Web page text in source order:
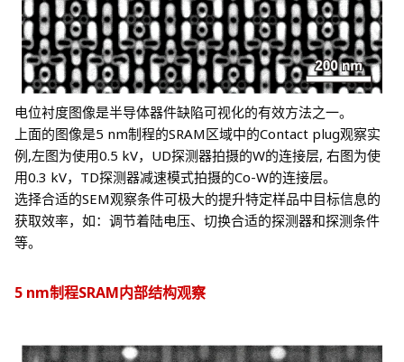
电场(E)和磁场(B)效应(F)相互抵消，入射电子不会发生偏转，
可直接通过ExB区域。
磁场对二次电子的影响
3D NAND截面观察;
硅层和氮化硅层的衬度差别。
电位衬度图像是半导体器件缺陷可视化的有效方法之一。
上面的图像是5 nm制程的SRAM区域中的Contact plug观察实
例,左图为使用0.5 kV，UD探测器拍摄的W的连接层, 右图为使
用0.3 kV，TD探测器减速模式拍摄的Co-W的连接层。
选择合适的SEM观察条件可极大的提升特定样品中目标信息的
获取效率，如：调节着陆电压、切换合适的探测器和探测条件
等。
5 nm制程SRAM内部结构观察